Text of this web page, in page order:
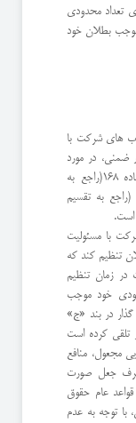
تعداد محدودی
موجب بطلان خود
های شرکت با
ضمنی، در مورد
170(راجع به مطالبه بیلان و صورت دارایی)، ماده 168(راجع به
اختیارات هیئت نظار) و نیز بند «ج» ماده 115 (راجع به تقسیم
است.
با مسئولیت
تنظیم کند که
زمان تنظیم
خود موجب
گذار در بند «ج»
تلقی کرده است
مجعول، منافع
صرف جعل صورت
قواعد عام حقوق
با توجه به عدم